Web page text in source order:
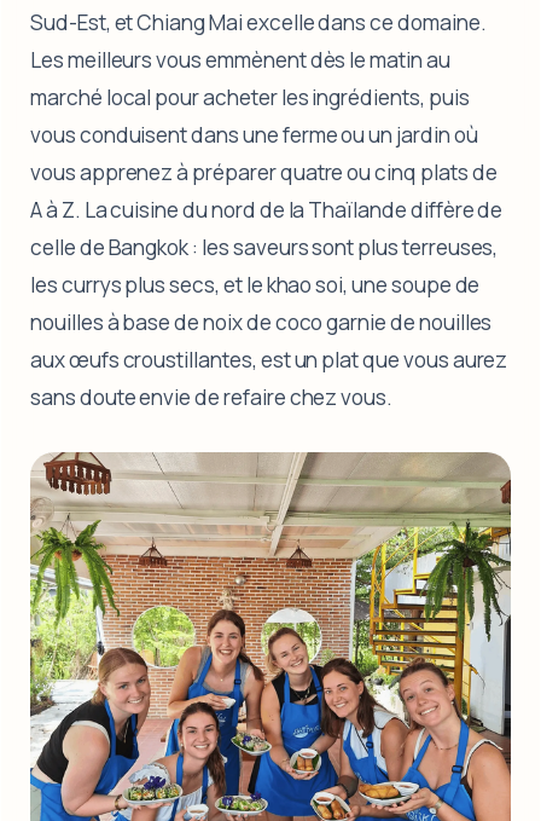
Sud-Est, et Chiang Mai excelle dans ce domaine.
Les meilleurs vous emmènent dès le matin au
marché local pour acheter les ingrédients, puis
vous conduisent dans une ferme ou un jardin où
vous apprenez à préparer quatre ou cinq plats de
A à Z. La cuisine du nord de la Thaïlande diffère de
celle de Bangkok : les saveurs sont plus terreuses,
les currys plus secs, et le khao soi, une soupe de
nouilles à base de noix de coco garnie de nouilles
aux œufs croustillantes, est un plat que vous aurez
sans doute envie de refaire chez vous.